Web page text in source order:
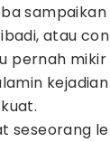
atau
pernah
seseorang